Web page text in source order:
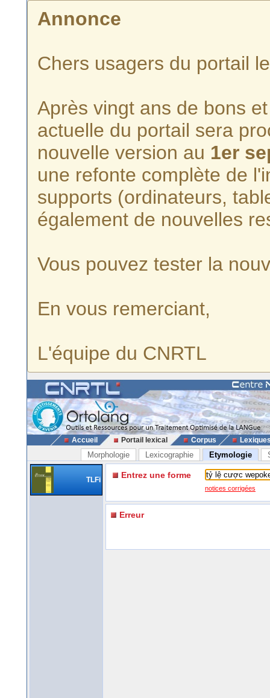
Annonce
Chers usagers du portail
Après vingt ans de bons
actuelle du portail sera
nouvelle version au 1er
une refonte complète de
supports (ordinateurs,
également de nouvelles
Vous pouvez tester la
En vous remerciant,
L'équipe du CNRTL
Accueil Portail lexical Corpus
Morphologie Lexicographie Etymologie
TLFi Entrez une forme
notices corrigées
Erreur